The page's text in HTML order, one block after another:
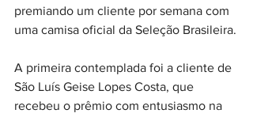
premiando um cliente por semana com
uma camisa oficial da Seleção Brasileira.
A primeira contemplada foi a cliente de
São Luís Geise Lopes Costa, que
recebeu o prêmio com entusiasmo na